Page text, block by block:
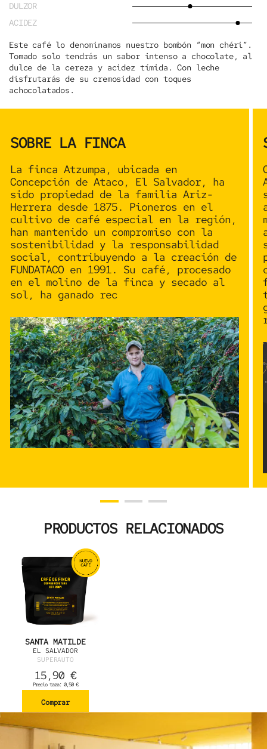
DULZOR
ACIDEZ
Este café lo denominamos nuestro bombón “mon chéri”.
Tomado solo tendrás un sabor intenso a chocolate, al
dulce de la cereza y acidez tímida. Con leche
disfrutarás de su cremosidad con toques
achocolatados.
SOBRE LA FINCA
La finca Atzumpa , ubicada en
Concepción de Ataco, El Salvador, ha
sido propiedad de la familia Ariz-
Herrera desde 1875. Pioneros en el
cultivo de café especial en la región,
han mantenido un compromiso con la
sostenibilidad y la responsabilidad
social, contribuyendo a la creación de
FUNDATACOen 1991. Su café, procesado
en el molino de la finca y secado al
sol, ha ganado rec
PRODUCTOS RELACIONADOS
SANTA MATILDE
EL SALVADOR
SUPERAUTO
15,90 €
Precio taza: 0,50 €
Comprar